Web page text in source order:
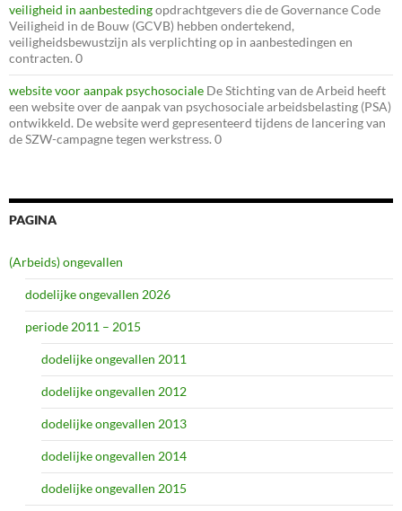
veiligheid in aanbestedingopdrachtgevers die de Governance Code
Veiligheid in de Bouw (GCVB) hebben ondertekend,
veiligheidsbewustzijn als verplichting op in aanbestedingen en
contracten. 0
website voor aanpak psychosociale De Stichting van de Arbeid heeft
een website over de aanpak van psychosociale arbeidsbelasting (PSA)
ontwikkeld. De website werd gepresenteerd tijdens de lancering van
de SZW-campagne tegen werkstress. 0
PAGINA
(Arbeids) ongevallen
dodelijke ongevallen 2026
periode 2011 – 2015
dodelijke ongevallen 2011
dodelijke ongevallen 2012
dodelijke ongevallen 2013
dodelijke ongevallen 2014
dodelijke ongevallen 2015